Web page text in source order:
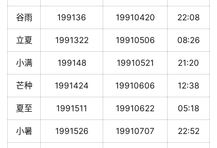
谷雨 199136 19910420 22:08
立夏 1991322 19910506 08:26
小满 199148 19910521 21:20
芒种 1991424 19910606 12:38
夏至 1991511 19910622 05:18
小暑 1991526 19910707 22:52